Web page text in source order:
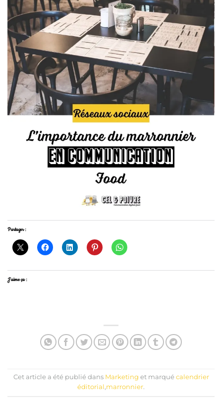
Partager :
J’aime ça :
Cet article a été publié dans Marketing et marqué calendrier
éditorial ,marronnier.